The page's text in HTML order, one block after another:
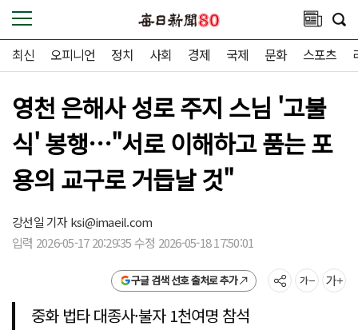
최신 오피니언 정치 사회 경제 국제 문화 스포츠
영천 은해사 성로 주지 스님 '고불
식' 봉행…"서로 이해하고 품는 포
용의 교구로 거듭날 것"
강선일 기자ksi@imaeil.com
입력 2026-05-17 20:29:35 수정 2026-05-18 17:50:01
구글 검색 선호 출처로 추가
중화 법타 대종사·불자 1천여명 참석